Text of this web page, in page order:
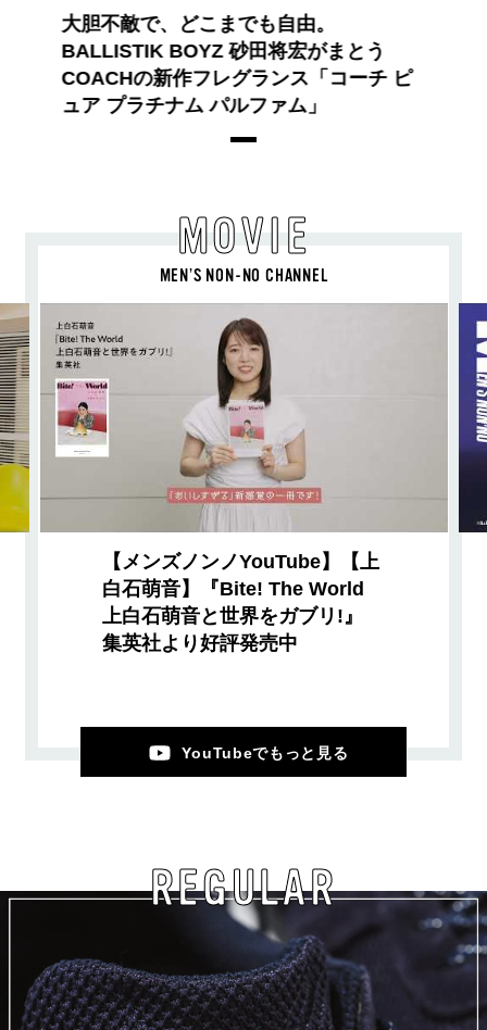
大胆不敵で、どこまでも自由。
BALLISTIK BOYZ 砂田将宏がまとう
COACHの新作フレグランス「コーチ ピ
ュア プラチナム パルファム」
MOVIE
MEN’S NON-NO CHANNEL
【メンズノンノYouTube】【上
白石萌音】『Bite! The World
上白石萌音と世界をガブリ!』
集英社より好評発売中
YouTubeでもっと見る
REGULAR